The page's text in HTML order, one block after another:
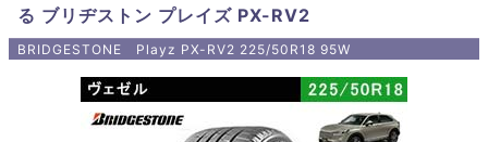
る ブリヂストン プレイズ PX-RV2
BRIDGESTONE Playz PX-RV2 225/50R18 95W